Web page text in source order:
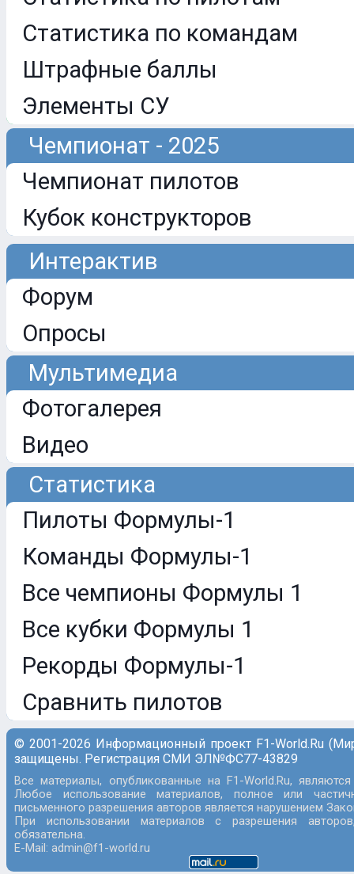
Статистика по командам
Штрафные баллы
Элементы СУ
Чемпионат - 2025
Чемпионат пилотов
Кубок конструкторов
Интерактив
Форум
Опросы
Мультимедиа
Фотогалерея
Видео
Статистика
Пилоты Формулы-1
Команды Формулы-1
Все чемпионы Формулы 1
Все кубки Формулы 1
Рекорды Формулы-1
Сравнить пилотов
© 2001-2026 Информационный проект F1-World.Ru
защищены. Регистрация СМИ ЭЛ№ФС77-43829
Все материалы, опубликованные на F1-World.Ru,
Любое использование материалов, полное или
письменного разрешения авторов является нарушением
При использовании материалов с разрешения
обязательна.
E-Mail: admin@f1-world.ru